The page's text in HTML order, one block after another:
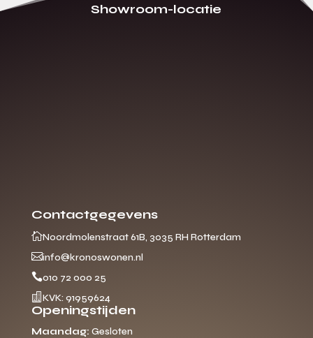
Showroom-locatie
Contactgegevens
Noordmolenstraat 61B, 3035 RH Rotterdam
info@kronoswonen.nl
010 72 000 25
 KVK: 91959624
Openingstijden
Maandag: Gesloten